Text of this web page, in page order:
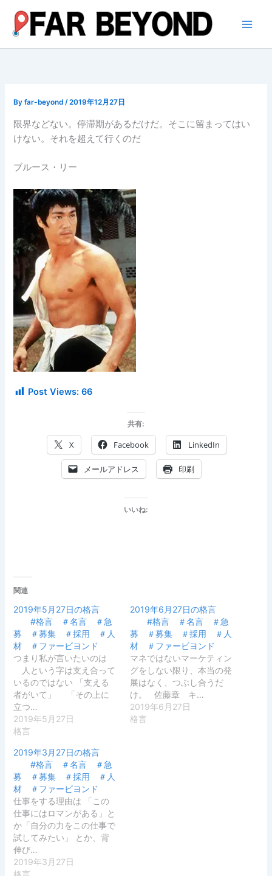
ス
Byfar-beyond/2019年12月27日
限界などない。停滞期があるだけだ。そこに留まってはい
けない。それを超えて行くのだ
ブルース・リー
Post Views: 66
共有:
X Facebook LinkedIn
メールアドレス 印刷
いいね:
関連
2019年5月27日の格言
#格言 ＃名言 ＃急
募 ＃募集 ＃採用 ＃人
材 ＃ファービヨンド
つまり私が言いたいのは
人という字は支え合って
いるのではない 「支える
者がいて」 「その上に
立つ…
2019年5月27日
格言
2019年6月27日の格言
#格言 ＃名言 ＃急
募 ＃募集 ＃採用 ＃人
材 ＃ファービヨンド
マネではないマーケティン
グをしない限り、本当の発
展はなく、つぶし合うだ
け。 佐藤章 キ…
2019年6月27日
格言
2019年3月27日の格言
#格言 ＃名言 ＃急
募 ＃募集 ＃採用 ＃人
材 ＃ファービヨンド
仕事をする理由は 「この
仕事にはロマンがある」と
か「自分の力をこの仕事で
試してみたい」 とか、背
伸び…
2019年3月27日
格言